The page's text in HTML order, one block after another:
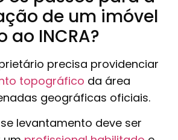
de um imóvel
ao INCRA?
precisa providenciar
topográfico da área
geográficas oficiais.
levantamento deve ser